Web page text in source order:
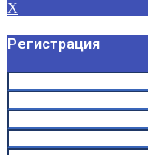
X
Регистрация